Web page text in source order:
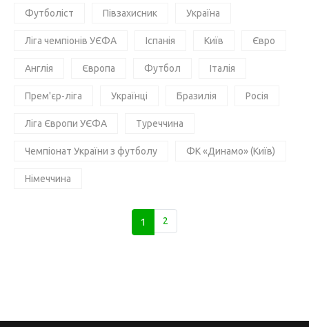
Футболіст Півзахисник Україна
Ліга чемпіонів УЄФА Іспанія Київ Євро
Англія Європа Футбол Італія
Прем'єр-ліга Українці Бразилія Росія
Ліга Європи УЄФА Туреччина
Чемпіонат України з футболу ФК «Динамо» (Київ)
Німеччина
1 2